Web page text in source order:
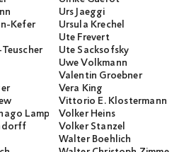
Urs Jaeggi
Kefer
Ursula Krechel
Ute Frevert
Ute Sacksofsky
Uwe Volkmann
Valentin Groebner
Vera King
Vittorio E. Klostermann
LampugnaniVolker Heins
Volker Stanzel
Walter Boehlich